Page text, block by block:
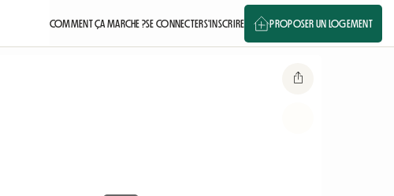
COMMENT ÇA MARCHE ?SE CONNECTERS'INSCRIRE PROPOSER UN LOGEMENT